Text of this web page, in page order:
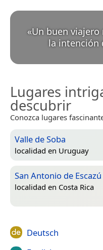
«Un buen
la intención
Lugares
descubrir
Conozca lugares
Valle de Soba
localidad en Uruguay
San Antonio de Escazú
localidad en Costa Rica
Deutsch